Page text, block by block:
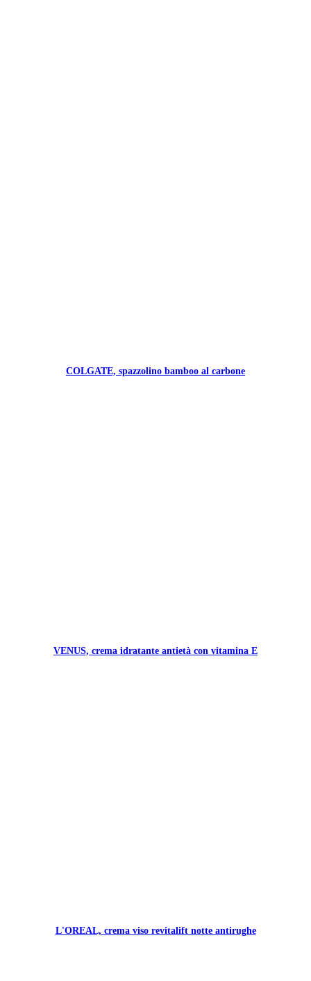
COLGATE, spazzolino bamboo al carbone
VENUS, crema idratante antietà con vitamina E
L'OREAL, crema viso revitalift notte antirughe